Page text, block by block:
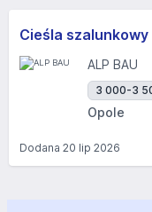
Cieśla
ALP BAU
3 000-3
Opole
Dodana 20 lip 2026